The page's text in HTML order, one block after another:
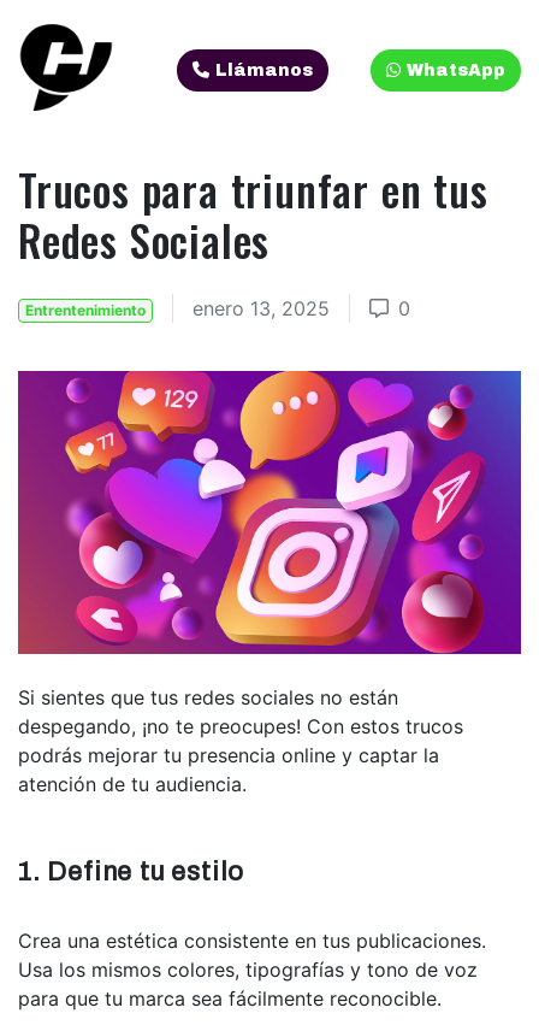
Llámanos WhatsApp
Trucos para triunfar en tus
Redes Sociales
Entrentenimiento enero 13, 2025 0
Si sientes que tus redes sociales no están
despegando, ¡no te preocupes! Con estos trucos
podrás mejorar tu presencia online y captar la
atención de tu audiencia.
1. Define tu estilo
Crea una estética consistente en tus publicaciones.
Usa los mismos colores, tipografías y tono de voz
para que tu marca sea fácilmente reconocible.